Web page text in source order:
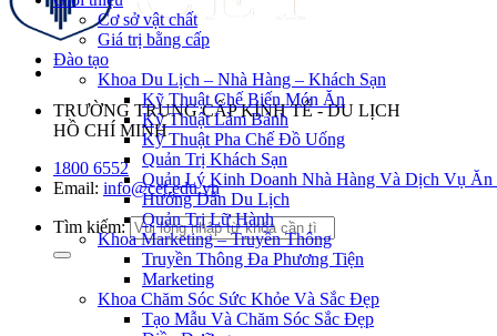
TRƯỜNG TRUNG CẤP KINH TẾ - DU LỊCH
HỒ CHÍ MINH
1800 6552
Email: info@cet.edu.vn
Tìm kiếm:
Cơ sở vật chất
Giá trị bằng cấp
Đào tạo
Khoa Du Lịch – Nhà Hàng – Khách Sạn
Kỹ Thuật Chế Biến Món Ăn
Kỹ Thuật Làm Bánh
Kỹ Thuật Pha Chế Đồ Uống
Quản Trị Khách Sạn
Quản Lý Kinh Doanh Nhà Hàng Và Dịch Vụ Ăn
Hướng Dẫn Du Lịch
Quản Trị Lữ Hành
Khoa Marketing – Truyền Thông
Truyền Thông Đa Phương Tiện
Marketing
Khoa Chăm Sóc Sức Khỏe Và Sắc Đẹp
Tạo Mẫu Và Chăm Sóc Sắc Đẹp